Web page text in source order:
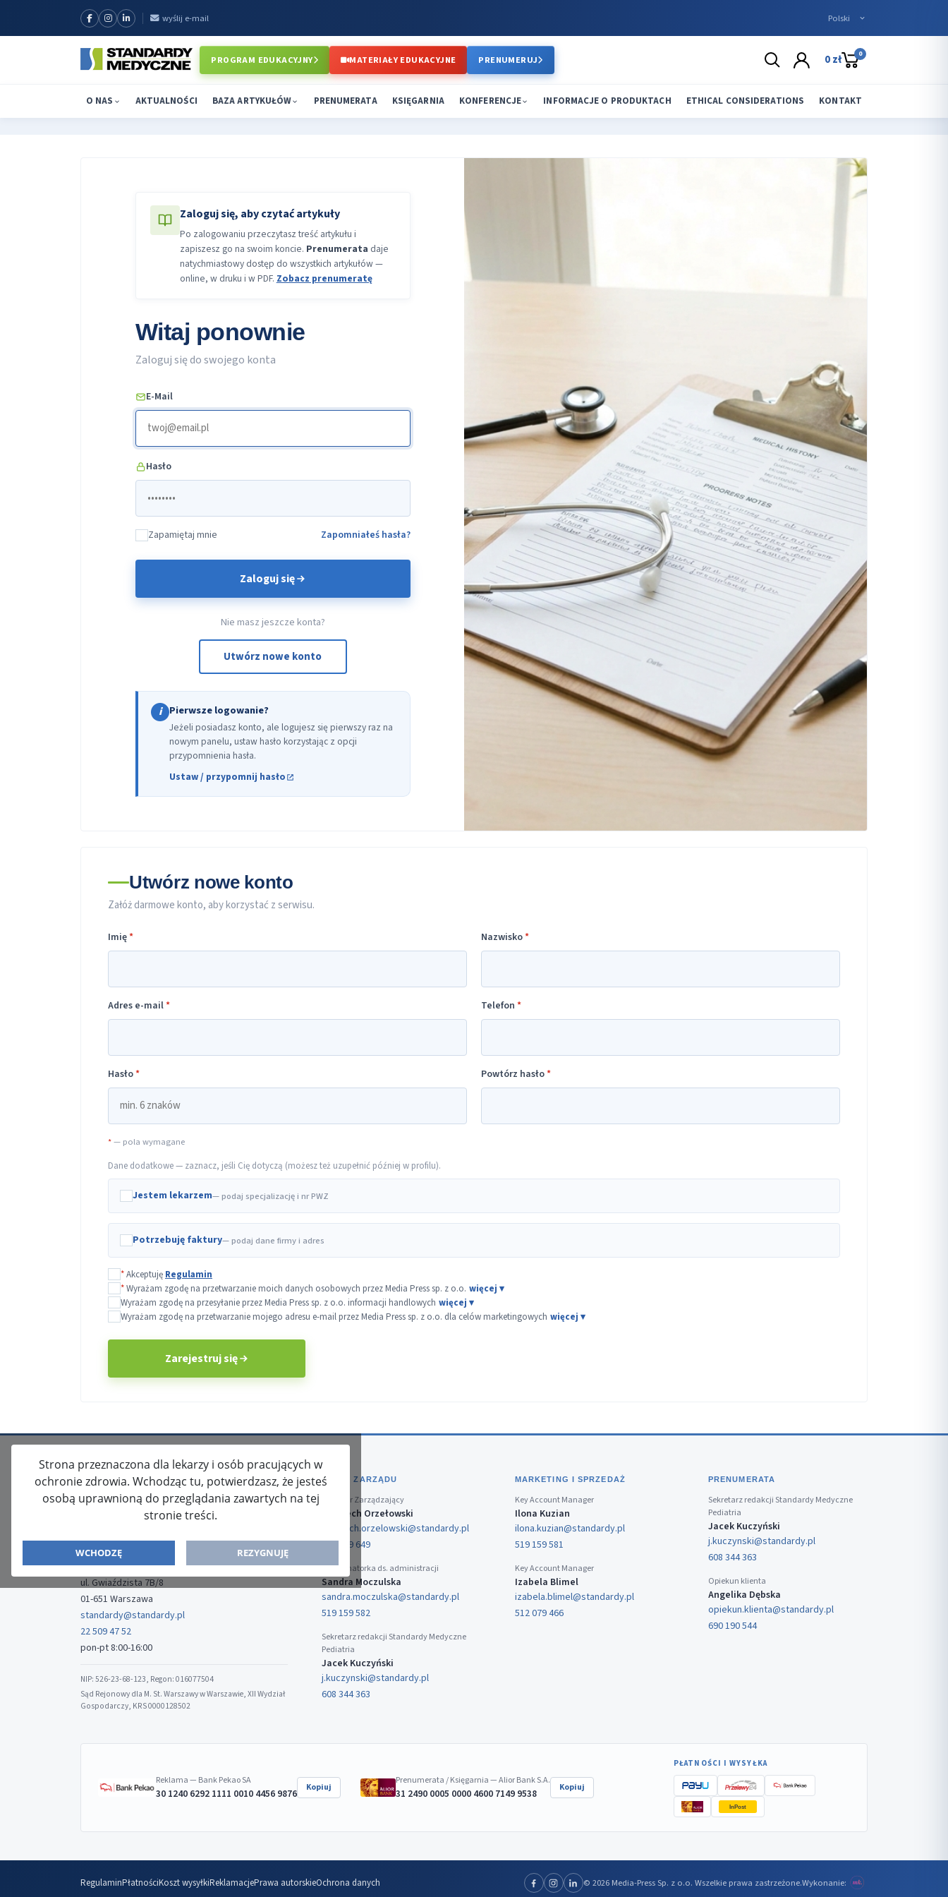
wyślij e-mail
PROGRAM EDUKACYJNY MATERIAŁY EDUKACYJNE PRENUMERUJ 0 zł 0
O NAS AKTUALNOŚCI BAZA ARTYKUŁÓW PRENUMERATA KSIĘGARNIA KONFERENCJE INFORMACJE O PRODUKTACH ETHICAL CONSIDERATIONS KONTAKT
Zaloguj się, aby czytać artykuły
Po zalogowaniu przeczytasz treść artykułu i
zapiszesz go na swoim koncie. Prenumerata daje
natychmiastowy dostęp do wszystkich artykułów —
online, w druku i w PDF. Zobacz prenumeratę
Witaj ponownie
Zaloguj się do swojego konta
E-Mail
Hasło
Zapamiętaj mnie Zapomniałeś hasła?
Zaloguj się
Nie masz jeszcze konta?
Utwórz nowe konto
i Pierwsze logowanie?
Jeżeli posiadasz konto, ale logujesz się pierwszy raz na
nowym panelu, ustaw hasło korzystając z opcji
przypomnienia hasła.
Ustaw / przypomnij hasło
Utwórz nowe konto
Załóż darmowe konto, aby korzystać z serwisu.
Imię* Nazwisko*
Adres e-mail* Telefon *
Hasło* Powtórz hasło*
*— pola wymagane
Dane dodatkowe — zaznacz, jeśli Cię dotyczą (możesz też uzupełnić później w profilu).
Jestem lekarzem— podaj specjalizację i nr PWZ
Potrzebuję faktury— podaj dane firmy i adres
*Akceptuję Regulamin
*Wyrażam zgodę na przetwarzanie moich danych osobowych przez Media Press sp. z o.o.
Wyrażam zgodę na przesyłanie przez Media Press sp. z o.o. informacji handlowych
Wyrażam zgodę na przetwarzanie mojego adresu e-mail przez Media Press sp. z o.o. dla celów marketingowych
Zarejestruj się
Strona przeznaczona dla lekarzy i osób pracujących w
ochronie zdrowia. Wchodząc tu, potwierdzasz, że jesteś
osobą uprawnioną do przeglądania zawartych na tej
stronie treści.
WCHODZĘ REZYGNUJĘ
ISSN: 2080-5438
Media-Press Sp. z o.o.
ul. Gwiaździsta 7B/8
01-651 Warszawa
standardy@standardy.pl
22 509 47 52
pon-pt 8:00-16:00
NIP: 526-23-68-123, Regon: 016077504
Sąd Rejonowy dla M. St. Warszawy w Warszawie, XII Wydział
Gospodarczy, KRS 0000128502
BIURO ZARZĄDU
Dyrektor Zarządzający
Wojciech Orzełowski
wojciech.orzelowski@standardy.pl
519 159 649
Koordynatorka ds. administracji
Sandra Moczulska
sandra.moczulska@standardy.pl
519 159 582
Sekretarz redakcji Standardy Medyczne
Pediatria
Jacek Kuczyński
j.kuczynski@standardy.pl
608 344 363
MARKETING I SPRZEDAŻ
Key Account Manager
Ilona Kuzian
ilona.kuzian@standardy.pl
519 159 581
Key Account Manager
Izabela Blimel
izabela.blimel@standardy.pl
512 079 466
PRENUMERATA
Sekretarz redakcji Standardy Medyczne
Pediatria
Jacek Kuczyński
j.kuczynski@standardy.pl
608 344 363
Opiekun klienta
Angelika Dębska
opiekun.klienta@standardy.pl
690 190 544
Reklama — Bank Pekao SA
30 1240 6292 1111 0010 4456 9876 Kopiuj
Prenumerata / Księgarnia — Alior Bank S.A.
31 2490 0005 0000 4600 7149 9538 Kopiuj
PŁATNOŚCI I WYSYŁKA
InPost
RegulaminPłatnościKoszt wysyłkiReklamacjePrawa autorskieOchrona danych © 2026 Media-Press Sp. z o.o. Wszelkie prawa zastrzeżone.Wykonanie: